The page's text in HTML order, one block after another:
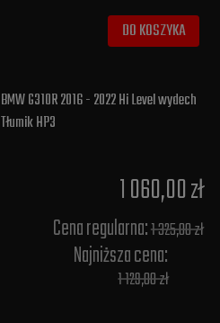
DO KOSZYKA
BMW G310R 2016 - 2022 Hi Level wydech
Tłumik HP3
1 060,00 zł
Cena regularna:1 325,00 zł
Najniższa cena:
1 129,00 zł